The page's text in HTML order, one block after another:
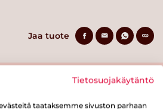
Jaa tuote
Tietosuojakäytäntö
taataksemme sivuston parhaan